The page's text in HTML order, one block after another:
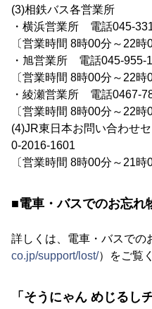
(3)相鉄バス各営業所
・横浜営業所 電話045-
〔営業時間 8時00分～22
・旭営業所 電話045-955-
〔営業時間 8時00分～22
・綾瀬営業所 電話0467-
〔営業時間 8時00分～22
(4)JR東日本お問い合わせ
0-2016-1601
〔営業時間 8時00分～21時
■電車・バスでのお忘れ
詳しくは、電車・バスでの
co.jp/support/lost/）をご覧
「そうにゃん めじるし